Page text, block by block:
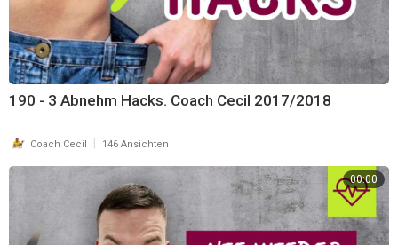
190 - 3 Abnehm Hacks. Coach Cecil 2017/2018
Coach Cecil | 146 Ansichten
00:00